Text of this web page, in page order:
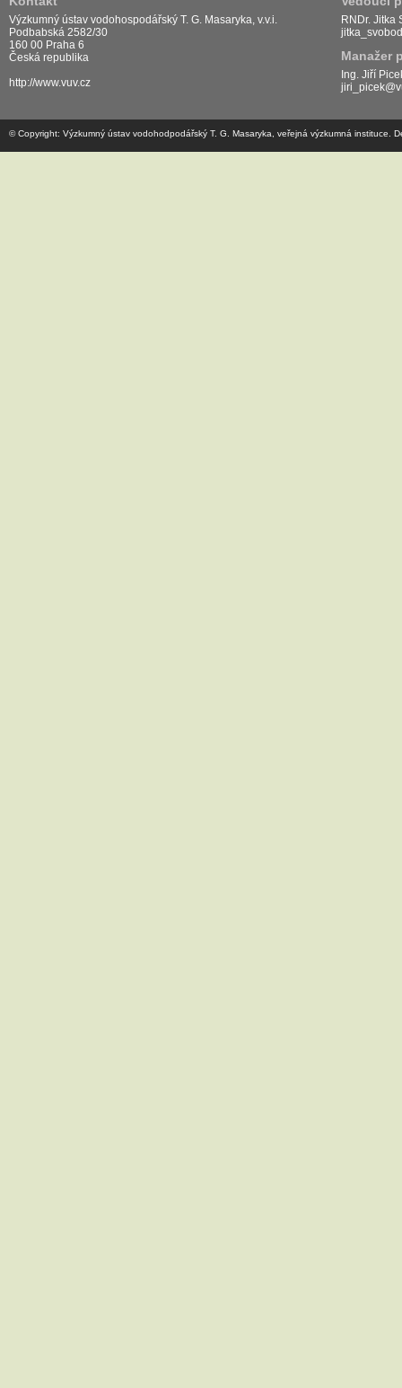
Výzkumný ústav vodohospodářský T. G. Masaryka, v.v.i.
Podbabská 2582/30
160 00 Praha 6
Česká republika
http://www.vuv.cz
RNDr. Jitka
Manažer
Ing. Jiří
© Copyright: Výzkumný ústav vodohodpodářský T. G. Masaryka, veřejná výzkumná instituce.